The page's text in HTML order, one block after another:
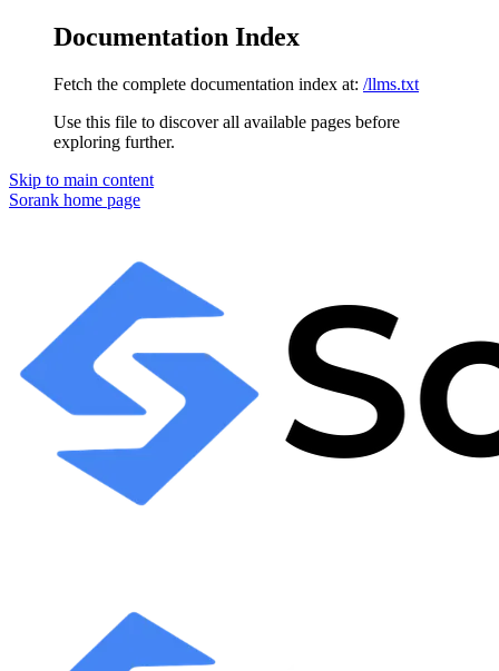
Documentation Index
Fetch the complete documentation index at: /llms.txt
Use this file to discover all available pages before
exploring further.
Skip to main content
Sorank home page